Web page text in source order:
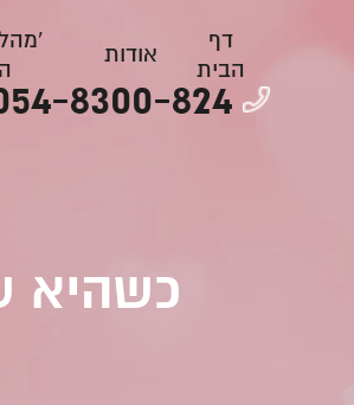
דף
הבית
אודות
8300-824
כשהיא